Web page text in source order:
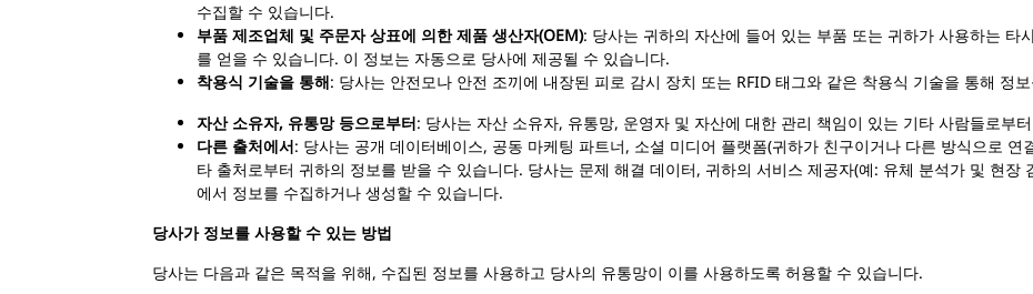
수집할 수 있습니다.
부품 제조업체 및 주문자 상표에 의한 제품 생산자(OEM): 당사는 귀하의 자산에 들어 있는 부품 또는 귀하가 사용하는 타
를 얻을 수 있습니다. 이 정보는 자동으로 당사에 제공될 수 있습니다.
착용식 기술을 통해: 당사는 안전모나 안전 조끼에 내장된 피로 감시 장치 또는 RFID 태그와 같은 착용식 기술을 통해 정
자산 소유자, 유통망 등으로부터: 당사는 자산 소유자, 유통망, 운영자 및 자산에 대한 관리 책임이 있는 기타 사람들로부
다른 출처에서: 당사는 공개 데이터베이스, 공동 마케팅 파트너, 소셜 미디어 플랫폼(귀하가 친구이거나 다른 방식으로 연
타 출처로부터 귀하의 정보를 받을 수 있습니다. 당사는 문제 해결 데이터, 귀하의 서비스 제공자(예: 유체 분석가 및 현장
에서 정보를 수집하거나 생성할 수 있습니다.
당사가 정보를 사용할 수 있는 방법
당사는 다음과 같은 목적을 위해, 수집된 정보를 사용하고 당사의 유통망이 이를 사용하도록 허용할 수 있습니다.